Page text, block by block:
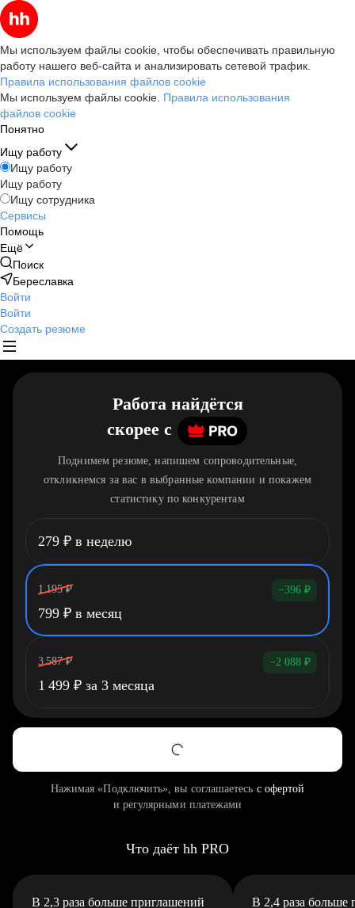
Мы используем файлы cookie, чтобы обеспечивать правильную
работу нашего веб-сайта и анализировать сетевой трафик.
Правила использования файлов cookie
Мы используем файлы cookie. Правила использования
файлов cookie
Понятно
Ищу работу
Ищу работу
Ищу работу
Ищу сотрудника
Сервисы
Помощь
Ещё
Поиск
Береславка
Войти
Войти
Создать резюме
Работа найдётся
скорее c
Поднимем резюме, напишем сопроводительные,
откликнемся за вас в выбранные компании и покажем
статистику по конкурентам
279 ₽ в неделю
1 195 ₽ −396 ₽
799 ₽ в месяц
3 587 ₽ −2 088 ₽
1 499 ₽ за 3 месяца
Нажимая «Подключить», вы соглашаетесь с офертой
и регулярными платежами
Что даёт hh PRO
В 2,3 раза больше приглашений В 2,4 раза больше